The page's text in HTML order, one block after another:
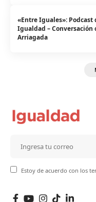
«Entre Iguales»:
Igualdad – Conversación
Arriagada
Estoy de acuerdo con los